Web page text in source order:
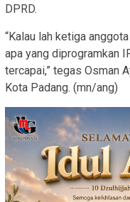
DPRD.
“Kalau lah ketiga
apa yang diprogramkan
tercapai,” tegas Osman
Kota Padang. (mn/ang)